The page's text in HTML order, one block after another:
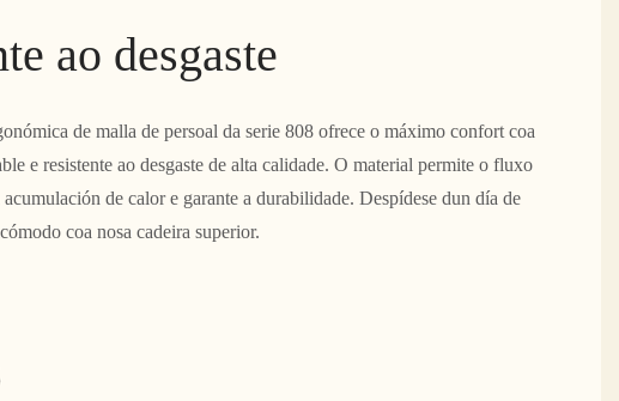
ao desgaste
de malla de persoal da serie 808 ofrece o máximo confort coa
e resistente ao desgaste de alta calidade. O material permite o fluxo
de calor e garante a durabilidade. Despídese dun día de
coa nosa cadeira superior.